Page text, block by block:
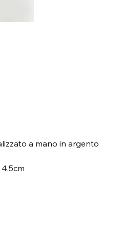
a mano in argento